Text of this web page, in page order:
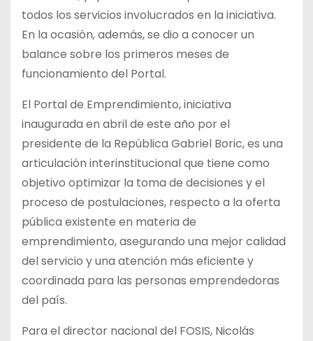
todos los servicios involucrados en la iniciativa.
En la ocasión, además, se dio a conocer un
balance sobre los primeros meses de
funcionamiento del Portal.
El Portal de Emprendimiento, iniciativa
inaugurada en abril de este año por el
presidente de la República Gabriel Boric, es una
articulación interinstitucional que tiene como
objetivo optimizar la toma de decisiones y el
proceso de postulaciones, respecto a la oferta
pública existente en materia de
emprendimiento, asegurando una mejor calidad
del servicio y una atención más eficiente y
coordinada para las personas emprendedoras
del país.
Para el director nacional del FOSIS, Nicolás